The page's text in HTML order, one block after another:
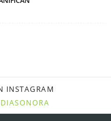
INSTAGRAM